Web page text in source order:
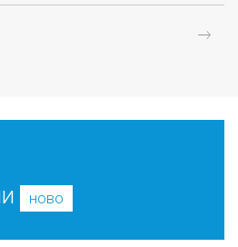
ново